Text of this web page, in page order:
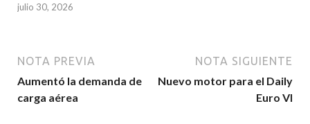
julio 30, 2026
NOTA PREVIA
Aumentó la demanda de
carga aérea
NOTA SIGUIENTE
Nuevo motor para el Daily
Euro VI